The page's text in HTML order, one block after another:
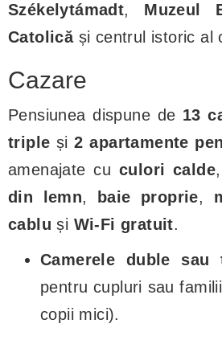
Székelytámadt, Muzeul
Catolicăși centrul istoric al
Cazare
Pensiunea dispune de 13
triple și2 apartamente
amenajate cu culori calde
din lemn, baie proprie,
cablu și Wi-Fi gratuit.
Camerele duble sau
pentru cupluri sau
copii mici).